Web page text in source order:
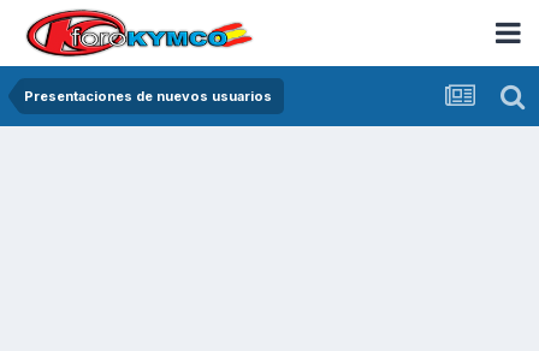
Presentaciones de nuevos usuarios